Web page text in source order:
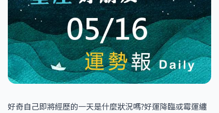
好奇自己即將經歷的一天是什麼狀況嗎?好運降臨或霉運纏